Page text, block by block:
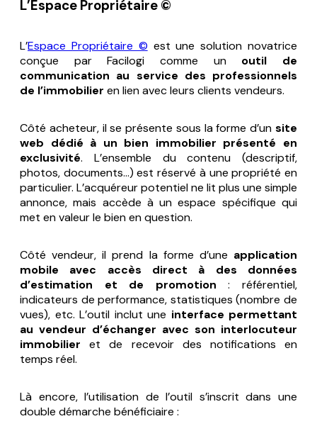
L’Espace Propriétaire ©
L’Espace Propriétaire © est une solution novatrice
conçue par Facilogi comme un outil de
communication au service des professionnels
de l’immobilier en lien avec leurs clients vendeurs.
Côté acheteur, il se présente sous la forme d’un site
web dédié à un bien immobilier présenté en
exclusivité. L’ensemble du contenu (descriptif,
photos, documents…) est réservé à une propriété en
particulier. L’acquéreur potentiel ne lit plus une simple
annonce, mais accède à un espace spécifique qui
met en valeur le bien en question.
Côté vendeur, il prend la forme d’une application
mobile avec accès direct à des données
d’estimation et de promotion : référentiel,
indicateurs de performance, statistiques (nombre de
vues), etc. L’outil inclut une interface permettant
au vendeur d’échanger avec son interlocuteur
immobilier et de recevoir des notifications en
temps réel.
Là encore, l’utilisation de l’outil s’inscrit dans une
double démarche bénéficiaire :